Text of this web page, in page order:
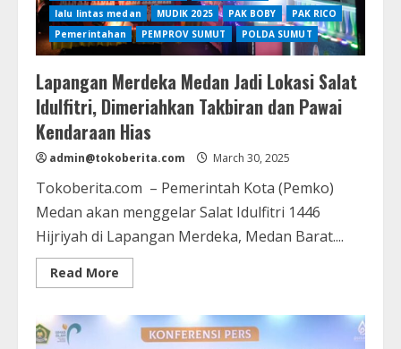
lalu lintas medan
MUDIK 2025 PAK BOBY
PAK RICO
Pemerintahan
PEMPROV SUMUT POLDA SUMUT
Lapangan Merdeka Medan Jadi Lokasi Salat
Idulfitri, Dimeriahkan Takbiran dan Pawai
Kendaraan Hias
admin@tokoberita.com March 30, 2025
Tokoberita.com – Pemerintah Kota (Pemko)
Medan akan menggelar Salat Idulfitri 1446
Hijriyah di Lapangan Merdeka, Medan Barat....
Read More
more
Merdeka
Medan